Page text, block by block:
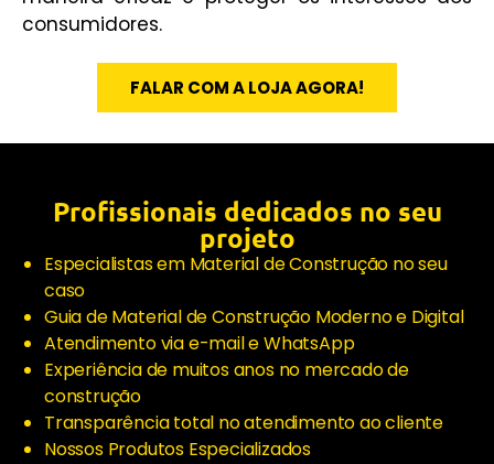
consumidores.
FALAR COM A LOJA AGORA!
Profissionais dedicados no seu
projeto
Especialistas em Material de Construção no seu
caso
Guia de Material de Construção Moderno e Digital
Atendimento via e-mail e WhatsApp
Experiência de muitos anos no mercado de
construção
Transparência total no atendimento ao cliente
Nossos Produtos Especializados